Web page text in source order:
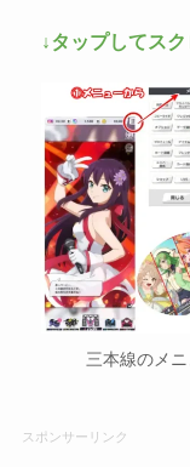
↓タップしてス
三本線のメ
スポンサーリンク